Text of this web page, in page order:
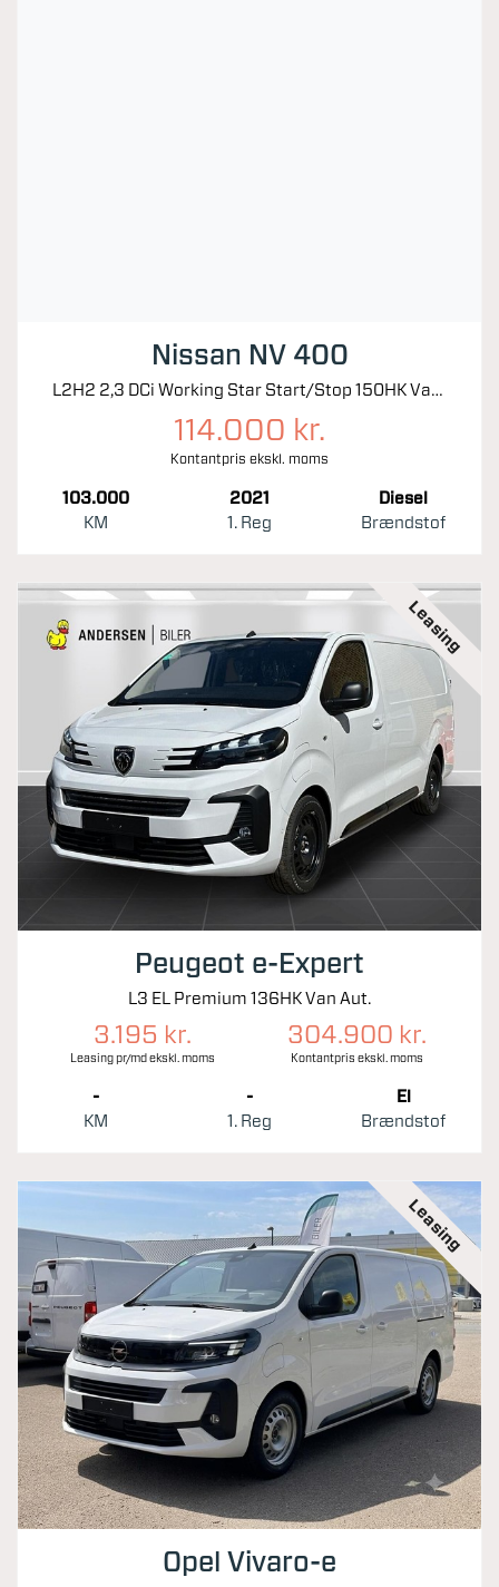
Nissan NV 400
L2H2 2,3 DCi Working Star Start/Stop 150HK Van 6g
114.000 kr.
Kontantpris ekskl. moms
103.000
KM
2021
1. Reg
Diesel
Brændstof
Leasing
Peugeot e-Expert
L3 EL Premium 136HK Van Aut.
3.195 kr.
Leasing pr/md ekskl. moms
304.900 kr.
Kontantpris ekskl. moms
-
KM
-
1. Reg
El
Brændstof
Leasing
Opel Vivaro-e